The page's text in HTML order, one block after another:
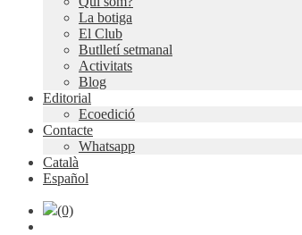
La botiga
El Club
Butlletí setmanal
Activitats
Blog
Editorial
Ecoedició
Contacte
Whatsapp
Català
Español
(0)